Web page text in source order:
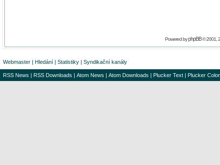
Powered byphpBB© 2001,
Webmaster | Hledání | Statistiky | Syndikační kanály
RSS News | RSS Downloads | Atom News | Atom Downloads | Plucker Text | Plucker Color